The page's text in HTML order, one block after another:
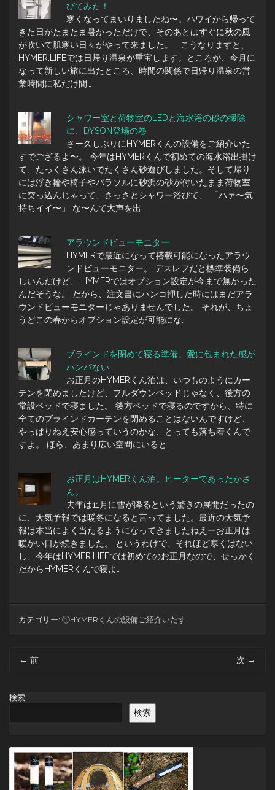
びてみた！
寒くなってまいりましたね〜。ハワイから帰って
きた日がたまたま暑かっただけで、そのあとはすぐに秋の風
が吹いて肌寒い日々がやって来ました。 こうなりますと、
HYMER.LIFEでは日帰り温泉が重宝します。ところが、今月に
なって新しい旅に出たところ、時間の関係で日帰り温泉の営
業時間に私だけ間…
シャワー室と荷物室のLEDと海水浴の砂の掃除
に、DYSON登場の巻
さー久しぶりにHYMERくんの設備をご紹介いた
すでござるよ〜。 今年はHYMERくんで初めての海水浴出掛け
て、たっくさん泳いでたくさん砂遊びしました。そして帰り
には浮き輪や椅子やパラソルに砂浜の砂が付いたまま荷物室
に突っ込んじゃって、さっさとシャワー浴びて、 「ハァ〜気
持ちイイ〜」 な〜んて大声を出…
アラウンドビューモニター
HYMERで最近になって搭載可能になったアラウ
ンドビューモニター。 デスレフだと標準装備ら
しいんだけど、 HYMERではオプション設定が今まで無かった
んだそうな。 だから、注文書にハンコ押した時にはまだアラ
ウンドビューモニターじゃありませんでした。 それが、ちょ
うどこの春からオプション設定が可能にな…
ブラインドを閉めて寝る準備。愛に包まれた感が
ハンパない
お正月のHYMERくん泊は、いつものようにカー
テンを閉めましたけど、プルダウンベッドじゃなく、後方の
常設ベッドで寝ました。 後方ベッドで寝るのですから、特に
全てのブラインドカーテンを閉めることはないんですけど、
やっぱりねえ安心感っていうのかな、とっても落ち着くんで
すよ。 ほら、あまり広い空間にいると…
お正月はHYMERくん泊。ヒーターであったかさ
ん。
去年は11月に雪が降るという驚きの展開だったの
に、天気予報では暖冬になると言ってました。最近の天気予
報は本当によく当たるようになってきましたねえーお正月は
暖かい日が続きました。 というわけで、それほど寒くはない
し、今年はHYMER.LIFEでは初めてのお正月なので、せっかく
だからHYMERくんで寝よ…
カテゴリー: ①HYMERくんの設備ご紹介いたす
ビ
ゲ
← 前 次 →
検索
検索